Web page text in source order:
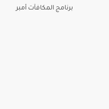
برنامج المكافآت أمبر